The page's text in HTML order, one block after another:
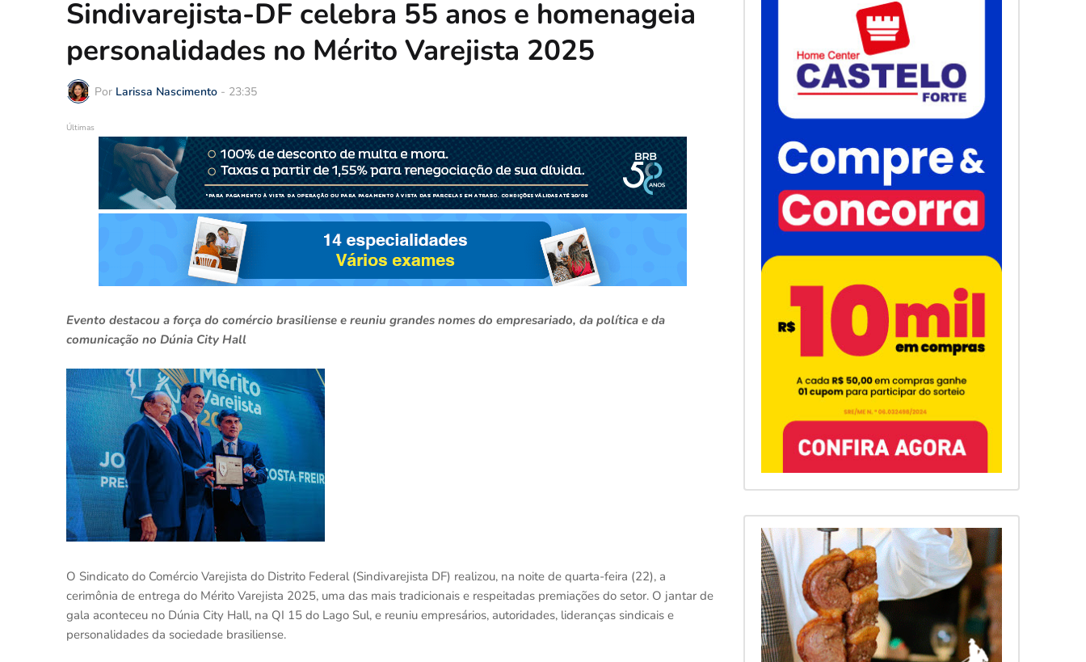
Sindivarejista-DF celebra 55 anos e homenageia
personalidades no Mérito Varejista 2025
Por Larissa Nascimento - 23:35
Últimas
Evento destacou a força do comércio brasiliense e reuniu grandes nomes do empresariado, da política e da
comunicação no Dúnia City Hall
O Sindicato do Comércio Varejista do Distrito Federal (Sindivarejista DF) realizou, na noite de quarta-feira (22), a
cerimônia de entrega do Mérito Varejista 2025, uma das mais tradicionais e respeitadas premiações do setor. O jantar de
gala aconteceu no Dúnia City Hall, na QI 15 do Lago Sul, e reuniu empresários, autoridades, lideranças sindicais e
personalidades da sociedade brasiliense.